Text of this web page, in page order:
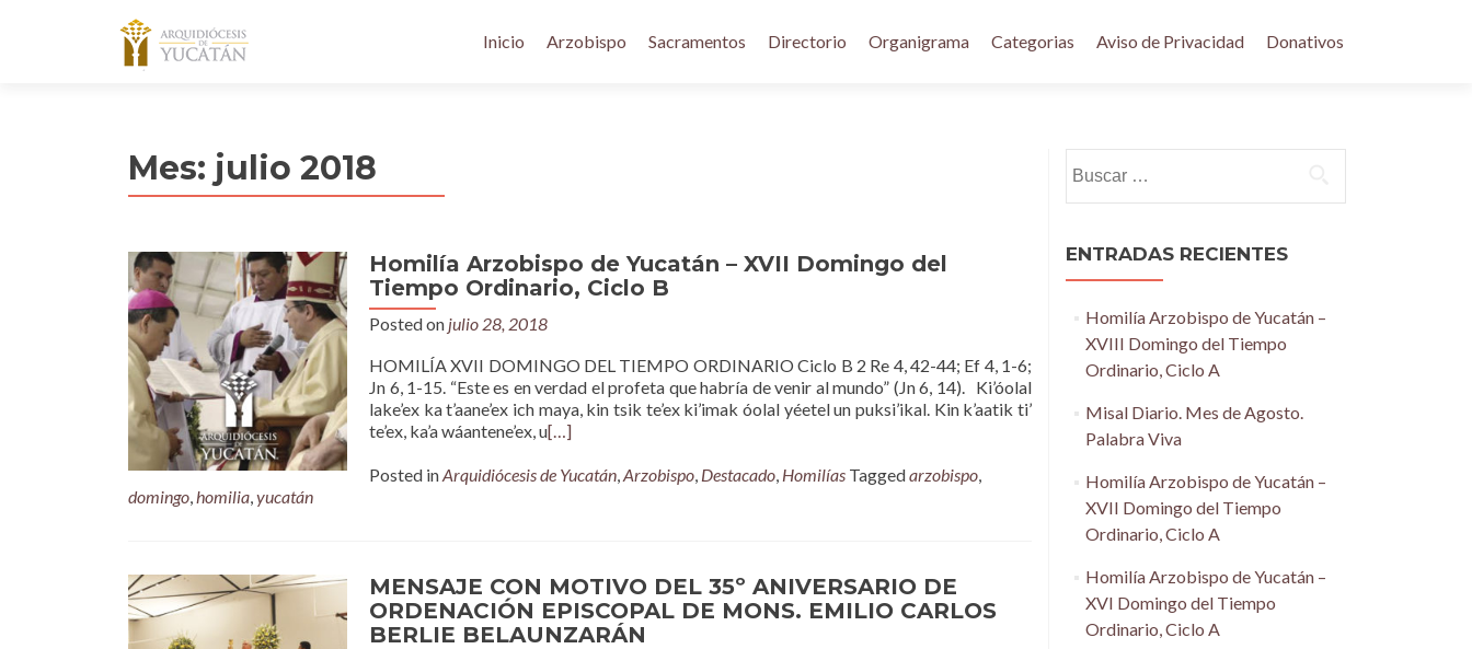
Inicio Arzobispo Sacramentos Directorio Organigrama Categorias Aviso de Privacidad Donativos
Mes: julio 2018
Homilía Arzobispo de Yucatán – XVII Domingo del
Tiempo Ordinario, Ciclo B
Posted on julio 28, 2018
HOMILÍA XVII DOMINGO DEL TIEMPO ORDINARIO Ciclo B 2 Re 4, 42-44; Ef 4, 1-6;
Jn 6, 1-15. “Este es en verdad el profeta que habría de venir al mundo” (Jn 6, 14). Ki’óolal
lake’ex ka t’aane’ex ich maya, kin tsik te’ex ki’imak óolal yéetel un puksi’ikal. Kin k’aatik ti’
te’ex, ka’a wáantene’ex, u[…]
Posted inArquidiócesis de Yucatán,Arzobispo, Destacado, Homilías Taggedarzobispo,
domingo,homilia,yucatán
MENSAJE CON MOTIVO DEL 35º ANIVERSARIO DE
ORDENACIÓN EPISCOPAL DE MONS. EMILIO CARLOS
BERLIE BELAUNZARÁN
ENTRADAS RECIENTES
Homilía Arzobispo de Yucatán –
XVIII Domingo del Tiempo
Ordinario, Ciclo A
Misal Diario. Mes de Agosto.
Palabra Viva
Homilía Arzobispo de Yucatán –
XVII Domingo del Tiempo
Ordinario, Ciclo A
Homilía Arzobispo de Yucatán –
XVI Domingo del Tiempo
Ordinario, Ciclo A